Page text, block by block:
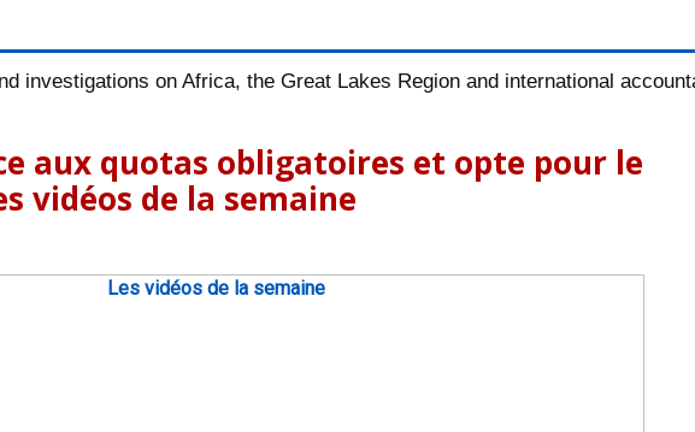
investigations on Africa, the Great Lakes Region and international
aux quotas obligatoires et opte pour le
vidéos de la semaine